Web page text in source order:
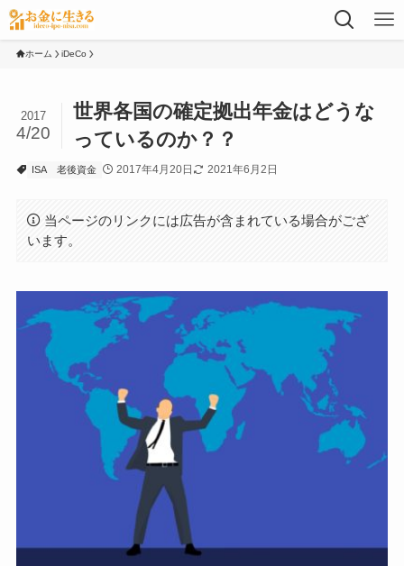
ホーム iDeCo
世界各国の確定拠出年金はどうな
っているのか？？
2017
4/20
ISA 老後資金 2017年4月20日 2021年6月2日
当ページのリンクには広告が含まれている場合がござ
います。